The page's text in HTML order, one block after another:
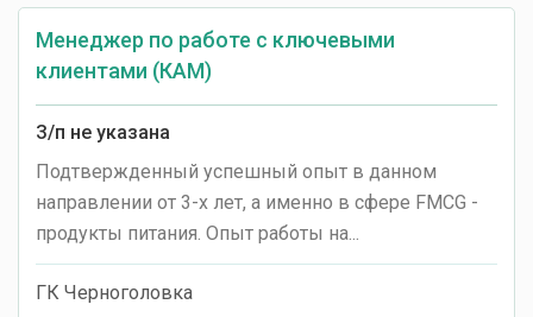
Менеджер по работе с ключевыми
клиентами (КАМ)
З/п не указана
Подтвержденный успешный опыт в данном
направлении от 3-х лет, а именно в сфере FMCG -
продукты питания. Опыт работы на...
ГК Черноголовка